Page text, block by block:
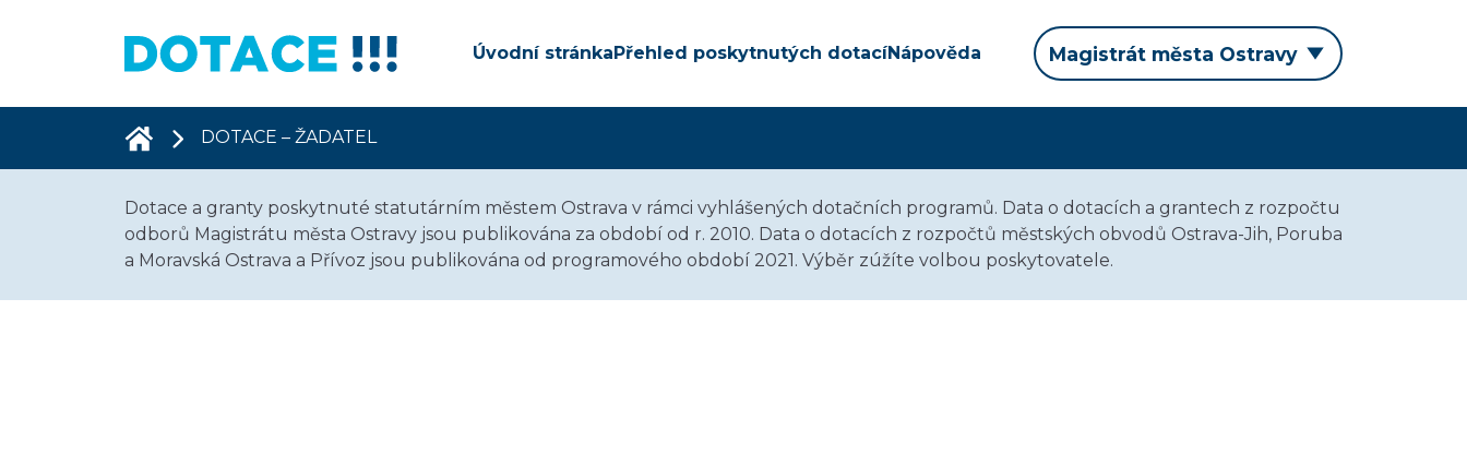
Úvodní stránkaPřehled poskytnutých dotacíNápověda Magistrát města Ostravy
DOTACE – ŽADATEL
Dotace a granty poskytnuté statutárním městem Ostrava v rámci vyhlášených dotačních programů. Data o dotacích a grantech z rozpočtu
odborů Magistrátu města Ostravy jsou publikována za období od r. 2010. Data o dotacích z rozpočtů městských obvodů Ostrava-Jih, Poruba
a Moravská Ostrava a Přívoz jsou publikována od programového období 2021. Výběr zúžíte volbou poskytovatele.